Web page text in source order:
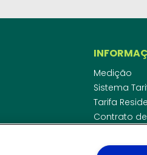
Medição
Sistema
Tarifa
Contrato
Agências